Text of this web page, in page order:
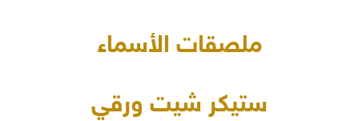
ملصقات الأسماء
ستيكر شيت ورقي